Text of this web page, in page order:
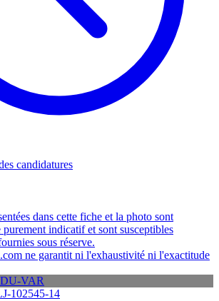
candidatures
dans cette fiche et la photo sont
indicatif et sont susceptibles
sous réserve.
ne garantit ni l'exhaustivité ni l'exactitude
VAR
102545-14